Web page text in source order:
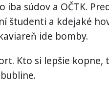
iba súdov a OČTK.
študenti a kdejaké
ide bomby.
Kto si lepšie